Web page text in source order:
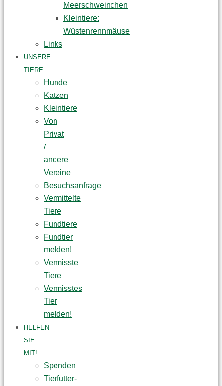
Meerschweinchen
Kleintiere:
Wüstenrennmäuse
Links
UNSERE
TIERE
Hunde
Katzen
Kleintiere
Von
Privat
/
andere
Vereine
Besuchsanfrage
Vermittelte
Tiere
Fundtiere
Fundtier
melden!
Vermisste
Tiere
Vermisstes
Tier
melden!
HELFEN
SIE
MIT!
Spenden
Tierfutter-